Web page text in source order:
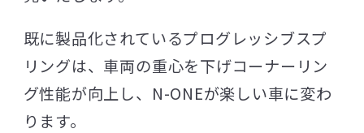
既に製品化されているプログレッシブスプ
リングは、車両の重心を下げコーナーリン
グ性能が向上し、N-ONEが楽しい車に変わ
ります。